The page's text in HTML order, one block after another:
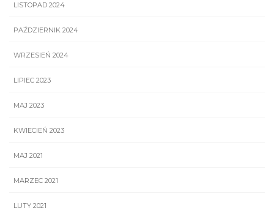
LISTOPAD 2024
PAŹDZIERNIK 2024
WRZESIEŃ 2024
LIPIEC 2023
MAJ 2023
KWIECIEŃ 2023
MAJ 2021
MARZEC 2021
LUTY 2021